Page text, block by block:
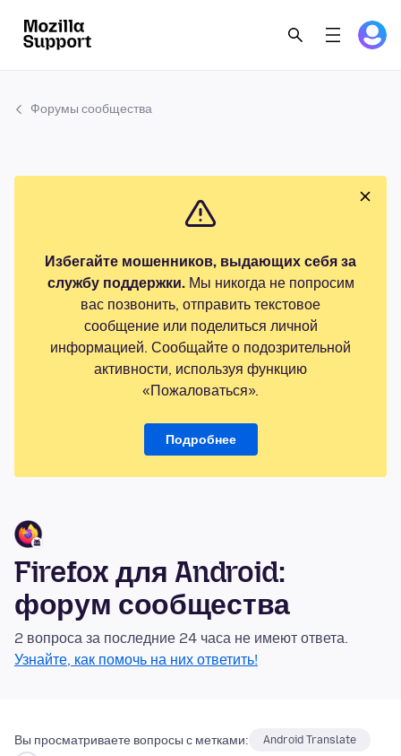
Форумы сообщества
Избегайте мошенников, выдающих себя за
службу поддержки.Мы никогда не попросим
вас позвонить, отправить текстовое
сообщение или поделиться личной
информацией. Сообщайте о подозрительной
активности, используя функцию
«Пожаловаться».
Подробнее
Firefox для Android:
форум сообщества
2 вопроса за последние 24 часа не имеют ответа.
Узнайте, как помочь на них ответить!
Вы просматриваете вопросы с метками: Android Translate